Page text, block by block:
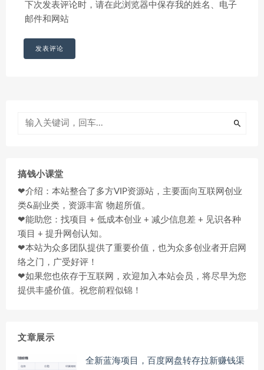
下次发表评论时，请在此浏览器中保存我的姓名、电子
邮件和网站
搞钱小课堂
❤介绍：本站整合了多方VIP资源站，主要面向互联网创业
类&副业类，资源丰富 物超所值。
❤能助您：找项目 + 低成本创业 + 减少信息差 + 见识各种
项目 + 提升网创认知。
❤本站为众多团队提供了重要价值，也为众多创业者开启网
络之门，广受好评！
❤如果您也依存于互联网，欢迎加入本站会员，将尽早为您
提供丰盛价值。祝您前程似锦！
文章展示
全新蓝海项目，百度网盘转存拉新赚钱渠